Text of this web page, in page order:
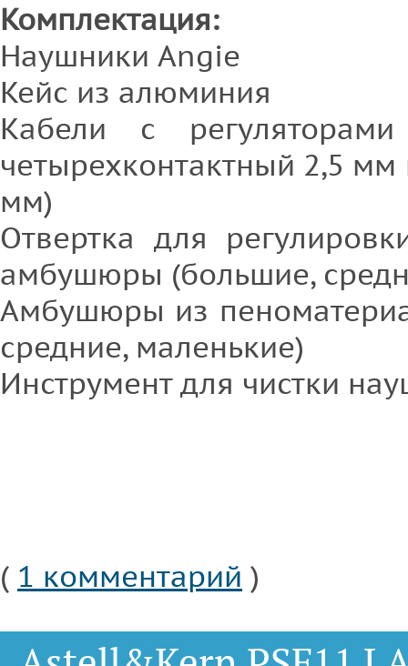
Комплектация:
Наушники Angie
Кейс из алюминия
Кабели с
четырехконтактный 2,5 мм
мм)
Отвертка для
амбушюры (большие,
Амбушюры из
средние, маленькие)
Инструмент для чистки
( 1 комментарий )